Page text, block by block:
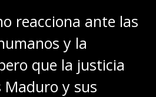
reacciona ante las
y la
que la justicia
y sus